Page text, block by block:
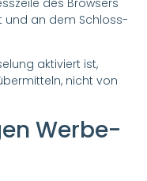
und an dem Schloss-
aktiviert ist,
nicht von
Werbe-